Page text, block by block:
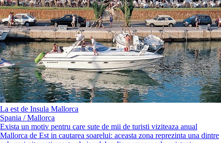
La est de Insula Mallorca
Spania / Mallorca
Exista un motiv pentru care sute de mii de turisti viziteaza anual
Mallorca de Est in cautarea soarelui: aceasta zona reprezinta una dintre